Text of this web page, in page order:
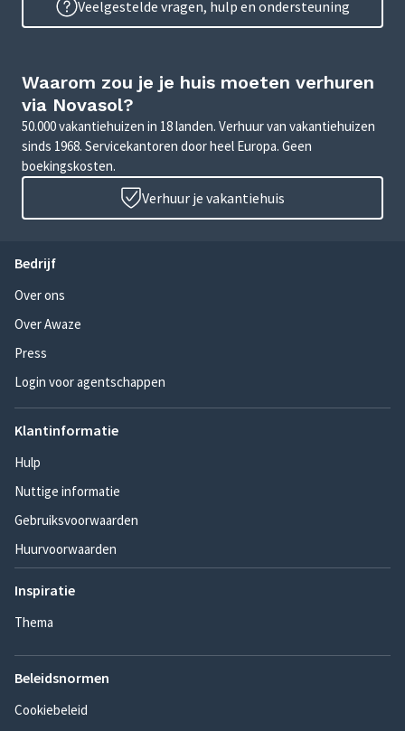
Veelgestelde vragen, hulp en ondersteuning
Waarom zou je je huis moeten verhuren
via Novasol?
50.000 vakantiehuizen in 18 landen. Verhuur van vakantiehuizen
sinds 1968. Servicekantoren door heel Europa. Geen
boekingskosten.
Verhuur je vakantiehuis
Bedrijf
Over ons
Over Awaze
Press
Login voor agentschappen
Klantinformatie
Hulp
Nuttige informatie
Gebruiksvoorwaarden
Huurvoorwaarden
Inspiratie
Thema
Beleidsnormen
Cookiebeleid